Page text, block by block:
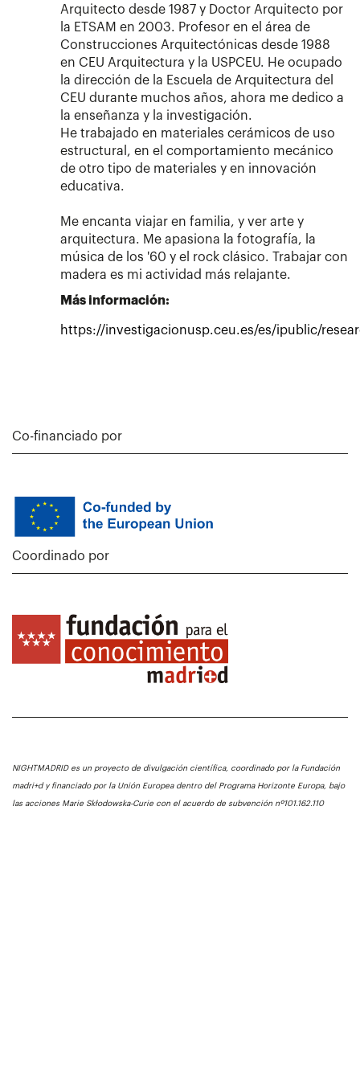
Arquitecto desde 1987 y Doctor Arquitecto por
la ETSAM en 2003. Profesor en el área de
Construcciones Arquitectónicas desde 1988
en CEU Arquitectura y la USPCEU. He ocupado
la dirección de la Escuela de Arquitectura del
CEU durante muchos años, ahora me dedico a
la enseñanza y la investigación.
He trabajado en materiales cerámicos de uso
estructural, en el comportamiento mecánico
de otro tipo de materiales y en innovación
educativa.
Me encanta viajar en familia, y ver arte y
arquitectura. Me apasiona la fotografía, la
música de los '60 y el rock clásico. Trabajar con
madera es mi actividad más relajante.
Más información:
https://investigacionusp.ceu.es/es/ipublic/
Co-financiado por
Coordinado por
NIGHTMADRID es un proyecto de divulgación científica, coordinado por la Fundación
madri+d y financiado por la Unión Europea dentro del Programa Horizonte Europa, bajo
las acciones Marie Skłodowska-Curie con el acuerdo de subvención nº101.162.110